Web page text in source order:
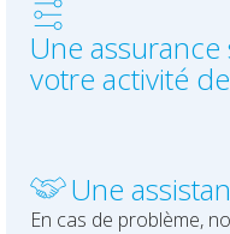
Une assurance
votre activité
Une
En cas de problème,